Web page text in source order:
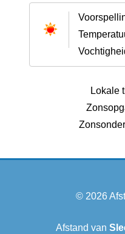
Lokale
© 2026
Afstand van